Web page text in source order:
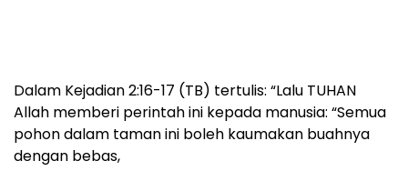
Dalam Kejadian 2:16-17 (TB) tertulis: “Lalu TUHAN
Allah memberi perintah ini kepada manusia: “Semua
pohon dalam taman ini boleh kaumakan buahnya
dengan bebas,